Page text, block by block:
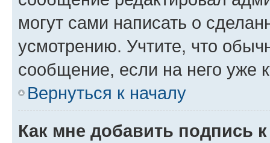
могут сами написать о
усмотрению. Учтите, что
сообщение, если на него уже
Вернуться к началу
Как мне добавить подпись